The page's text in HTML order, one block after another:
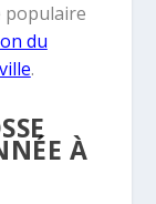
populaire
du
.
À